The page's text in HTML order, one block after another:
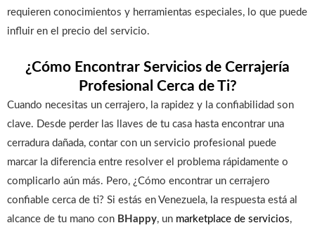
requieren conocimientos y herramientas especiales, lo que puede
influir en el precio del servicio.
¿Cómo Encontrar Servicios de Cerrajería
Profesional Cerca de Ti?
Cuando necesitas un cerrajero, la rapidez y la confiabilidad son
clave. Desde perder las llaves de tu casa hasta encontrar una
cerradura dañada, contar con un servicio profesional puede
marcar la diferencia entre resolver el problema rápidamente o
complicarlo aún más. Pero, ¿Cómo encontrar un cerrajero
confiable cerca de ti? Si estás en Venezuela, la respuesta está al
alcance de tu mano con BHappy, un marketplace de servicios,